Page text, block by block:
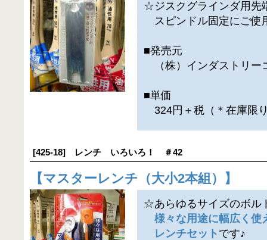
☆ジスクグラインダ用先
スピンドル固定にご使
■発売元
（株）インダストリー
■単価
324円＋税（＊在庫限
[425-18] レンチ いろいろ！ ＃42
【マスターレンチ（大小2本組） 】
☆あらゆるサイズのボル
様々な用途に幅広く使
レンチセット です♪